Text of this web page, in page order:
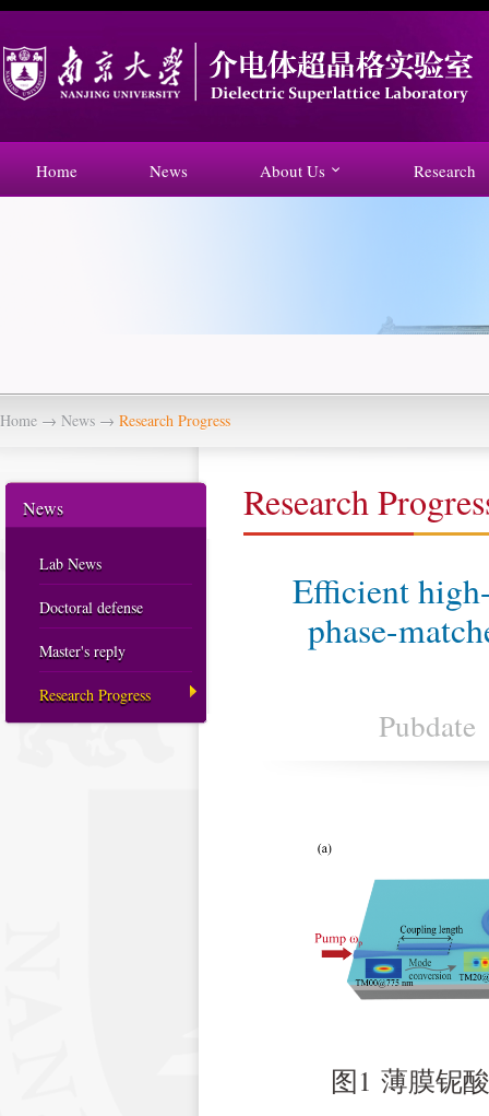
Home News About Us Research
Home → News → Research Progress
News
Lab News
Doctoral defense
Master's reply
Research Progress
Research
Efficient
phase-
Pubdate
图 1 薄膜铌